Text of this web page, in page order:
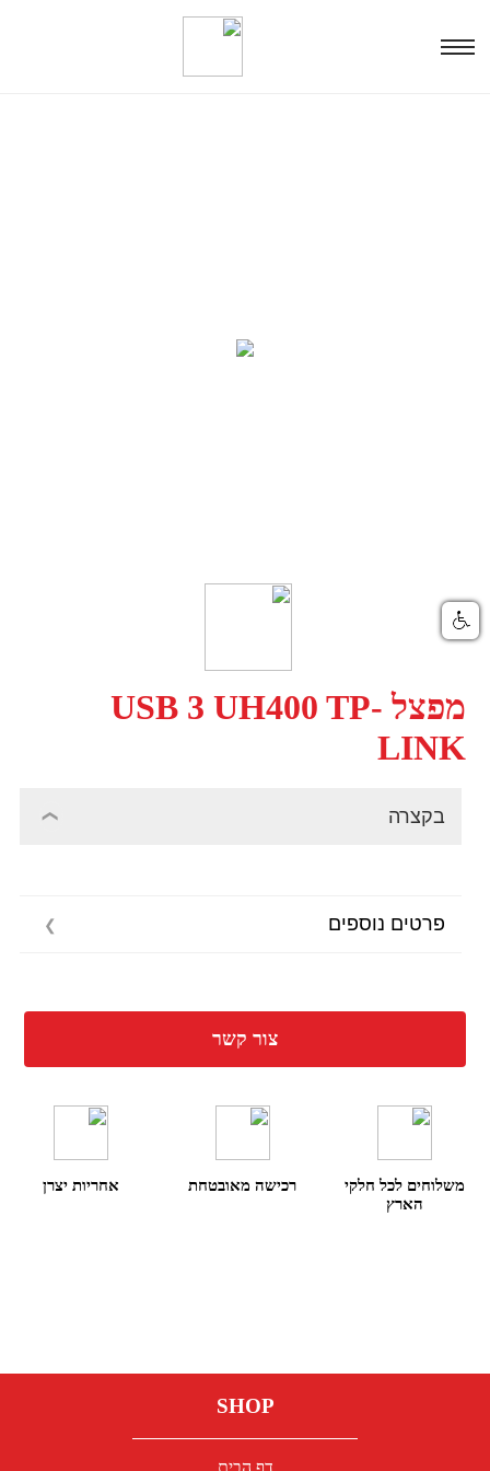
מפצל USB 3 UH400 TP-
LINK
בקצרה
פרטים נוספים
צור קשר
משלוחים לכל חלקי
הארץ
רכישה מאובטחת אחריות יצרן
SHOP